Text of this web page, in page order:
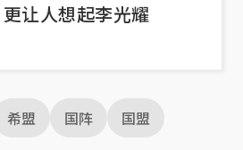
让人想起李光耀
希盟 国阵 国盟